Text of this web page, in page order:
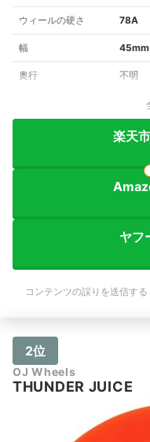
ウィールの硬さ 78A
幅 45mm
奥行 不明
楽天
ヤフ
コンテンツの誤りを送信する
2位
OJ Wheels
THUNDER JUICE